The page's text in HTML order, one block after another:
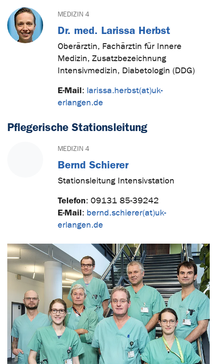
MEDIZIN 4
Dr. med. Larissa Herbst
Oberärztin, Fachärztin für Innere
Medizin, Zusatzbezeichnung
Intensivmedizin, Diabetologin (DDG)
E-Mail: larissa.herbst(at)uk-
erlangen.de
Pflegerische Stationsleitung
MEDIZIN 4
Bernd Schierer
Stationsleitung Intensivstation
Telefon: 09131 85-39242
E-Mail: bernd.schierer(at)uk-
erlangen.de